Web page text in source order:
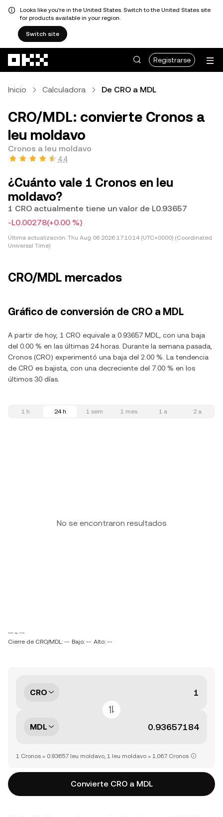
Looks like you're in the United States. Switch to the United States site
for products available in your region.
Switch site
Registrarse
Inicio Calculadora De CRO a MDL
CRO/MDL: convierte Cronos a
leu moldavo
Cronos a leu moldavo
4.4
¿Cuánto vale 1 Cronos en leu
moldavo?
1 CRO actualmente tiene un valor de L0.93657
-L0.00278(+0.00 %)
Última actualización: Thu Aug 06 2026 17:10:14 (UTC+0000) (Coordinated
Universal Time)
CRO/MDL mercados
Gráfico de conversión de CRO a MDL
A partir de hoy, 1 CRO equivale a 0.93657 MDL, con una baja
del 0.00 % en las últimas 24 horas. Durante la semana pasada,
Cronos (CRO) experimentó una baja del 2.00 %. La tendencia
de CRO es bajista, con una decreciente del 7.00 % en los
últimos 30 días.
1 h 24 h 1 sem 1 mes 1 a 2 a
No se encontraron resultados
-- ~ --
Cierre de CRO/MDL: -- Bajo: -- Alto: --
CRO
MDL
1 Cronos = 0.93657 leu moldavo, 1 leu moldavo = 1.067 Cronos
Convierte CRO a MDL